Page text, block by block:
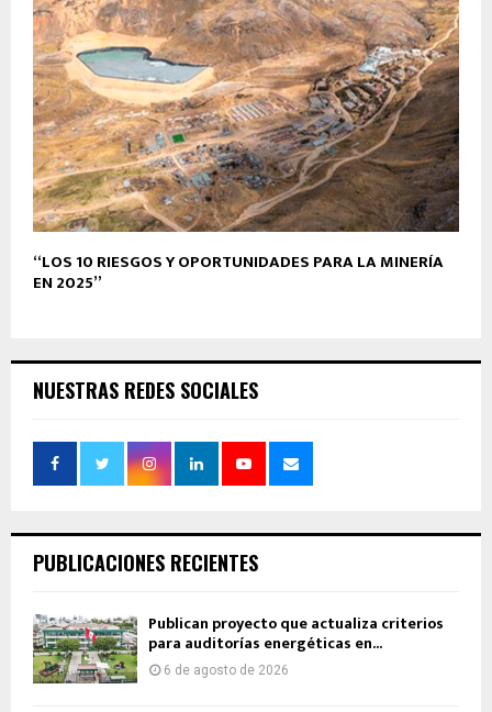
“LOS 10 RIESGOS Y OPORTUNIDADES PARA LA MINERÍA
EN 2025”
NUESTRAS REDES SOCIALES
PUBLICACIONES RECIENTES
Publican proyecto que actualiza criterios
para auditorías energéticas en...
6 de agosto de 2026